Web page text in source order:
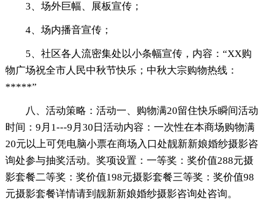
3、场外巨幅、展板宣传；
4、场内播音宣传；
5、社区各人流密集处以小条幅宣传，内容：“XX购
物广场祝全市人民中秋节快乐；中秋大宗购物热线：
*****”
八、活动策略：活动一、购物满20留住快乐瞬间活动
时间：9月1---9月30日活动内容：一次性在本商场购物满
20元以上可凭电脑小票在商场入口处靓新新娘婚纱摄影咨
询处参与抽奖活动。奖项设置：一等奖：奖价值288元摄
影套餐二等奖：奖价值198元摄影套餐三等奖：奖价值98
元摄影套餐详情请到靓新新娘婚纱摄影咨询处咨询。